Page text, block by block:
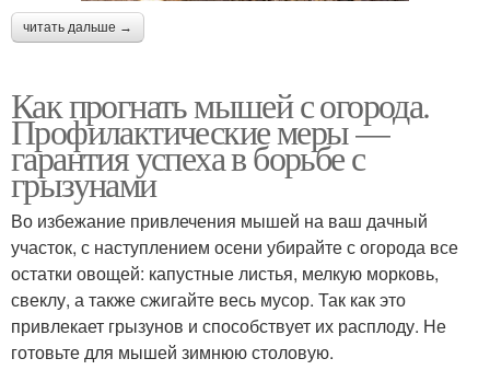
читать дальше →
Как прогнать мышей с огорода.
Профилактические меры —
гарантия успеха в борьбе с
грызунами
Во избежание привлечения мышей на ваш дачный
участок, с наступлением осени убирайте с огорода все
остатки овощей: капустные листья, мелкую морковь,
свеклу, а также сжигайте весь мусор. Так как это
привлекает грызунов и способствует их расплоду. Не
готовьте для мышей зимнюю столовую.